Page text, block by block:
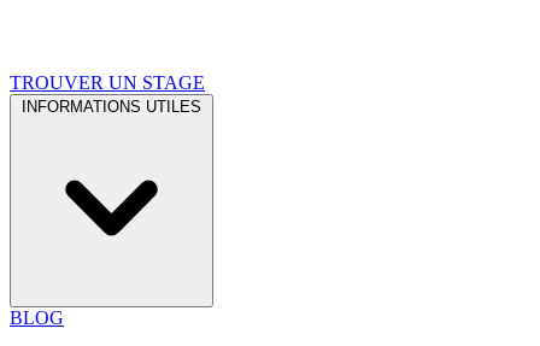
TROUVER UN STAGE
INFORMATIONS UTILES
BLOG